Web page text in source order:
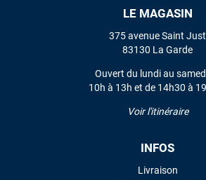
LE MAGASIN
375 avenue Saint Just
83130 La Garde
Ouvert du lundi au
10h à 13h et de 14h30 à
Voir l'itinéraire
INFOS
Livraison
VOIR TOUS LES AVIS